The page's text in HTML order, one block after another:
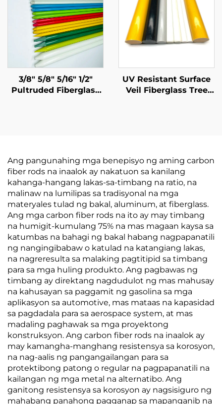
Plate na May
Customized na Sukat
3/8" 5/8" 5/16" 1/2"
Pultruded Fiberglass
UV Resistant Surface
Veil Fiberglass Tree
Ang pangunahing mga benepisyo ng aming carbon
fiber rods na inaalok ay nakatuon sa kanilang
kahanga-hangang lakas-sa-timbang na ratio, na
malinaw na lumilipas sa tradisyonal na mga
materyales tulad ng bakal, aluminum, at fiberglass.
Ang mga carbon fiber rods na ito ay may timbang
na humigit-kumulang 75% na mas magaan kaysa sa
katumbas na bahagi ng bakal habang nagpapanatili
ng nangingibabaw o katulad na katangiang lakas,
na nagreresulta sa malaking pagtitipid sa timbang
para sa mga huling produkto. Ang pagbawas ng
timbang ay direktang nagdudulot ng mas mahusay
na kahusayan sa paggamit ng gasolina sa mga
aplikasyon sa automotive, mas mataas na kapasidad
sa pagdadala para sa aerospace system, at mas
madaling paghawak sa mga proyektong
konstruksyon. Ang carbon fiber rods na inaalok ay
may kamangha-manghang resistensya sa korosyon,
na nag-aalis ng pangangailangan para sa
protektibong patong o regular na pagpapanatili na
kailangan ng mga metal na alternatibo. Ang
ganitong resistensya sa korosyon ay nagsisiguro ng
mahabang panahong pagganap sa mapanganib na